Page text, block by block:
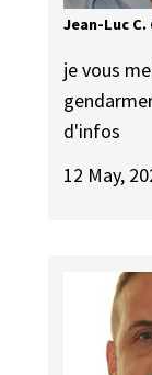
Jean-Luc C.
je vous
d'infos
12 May,